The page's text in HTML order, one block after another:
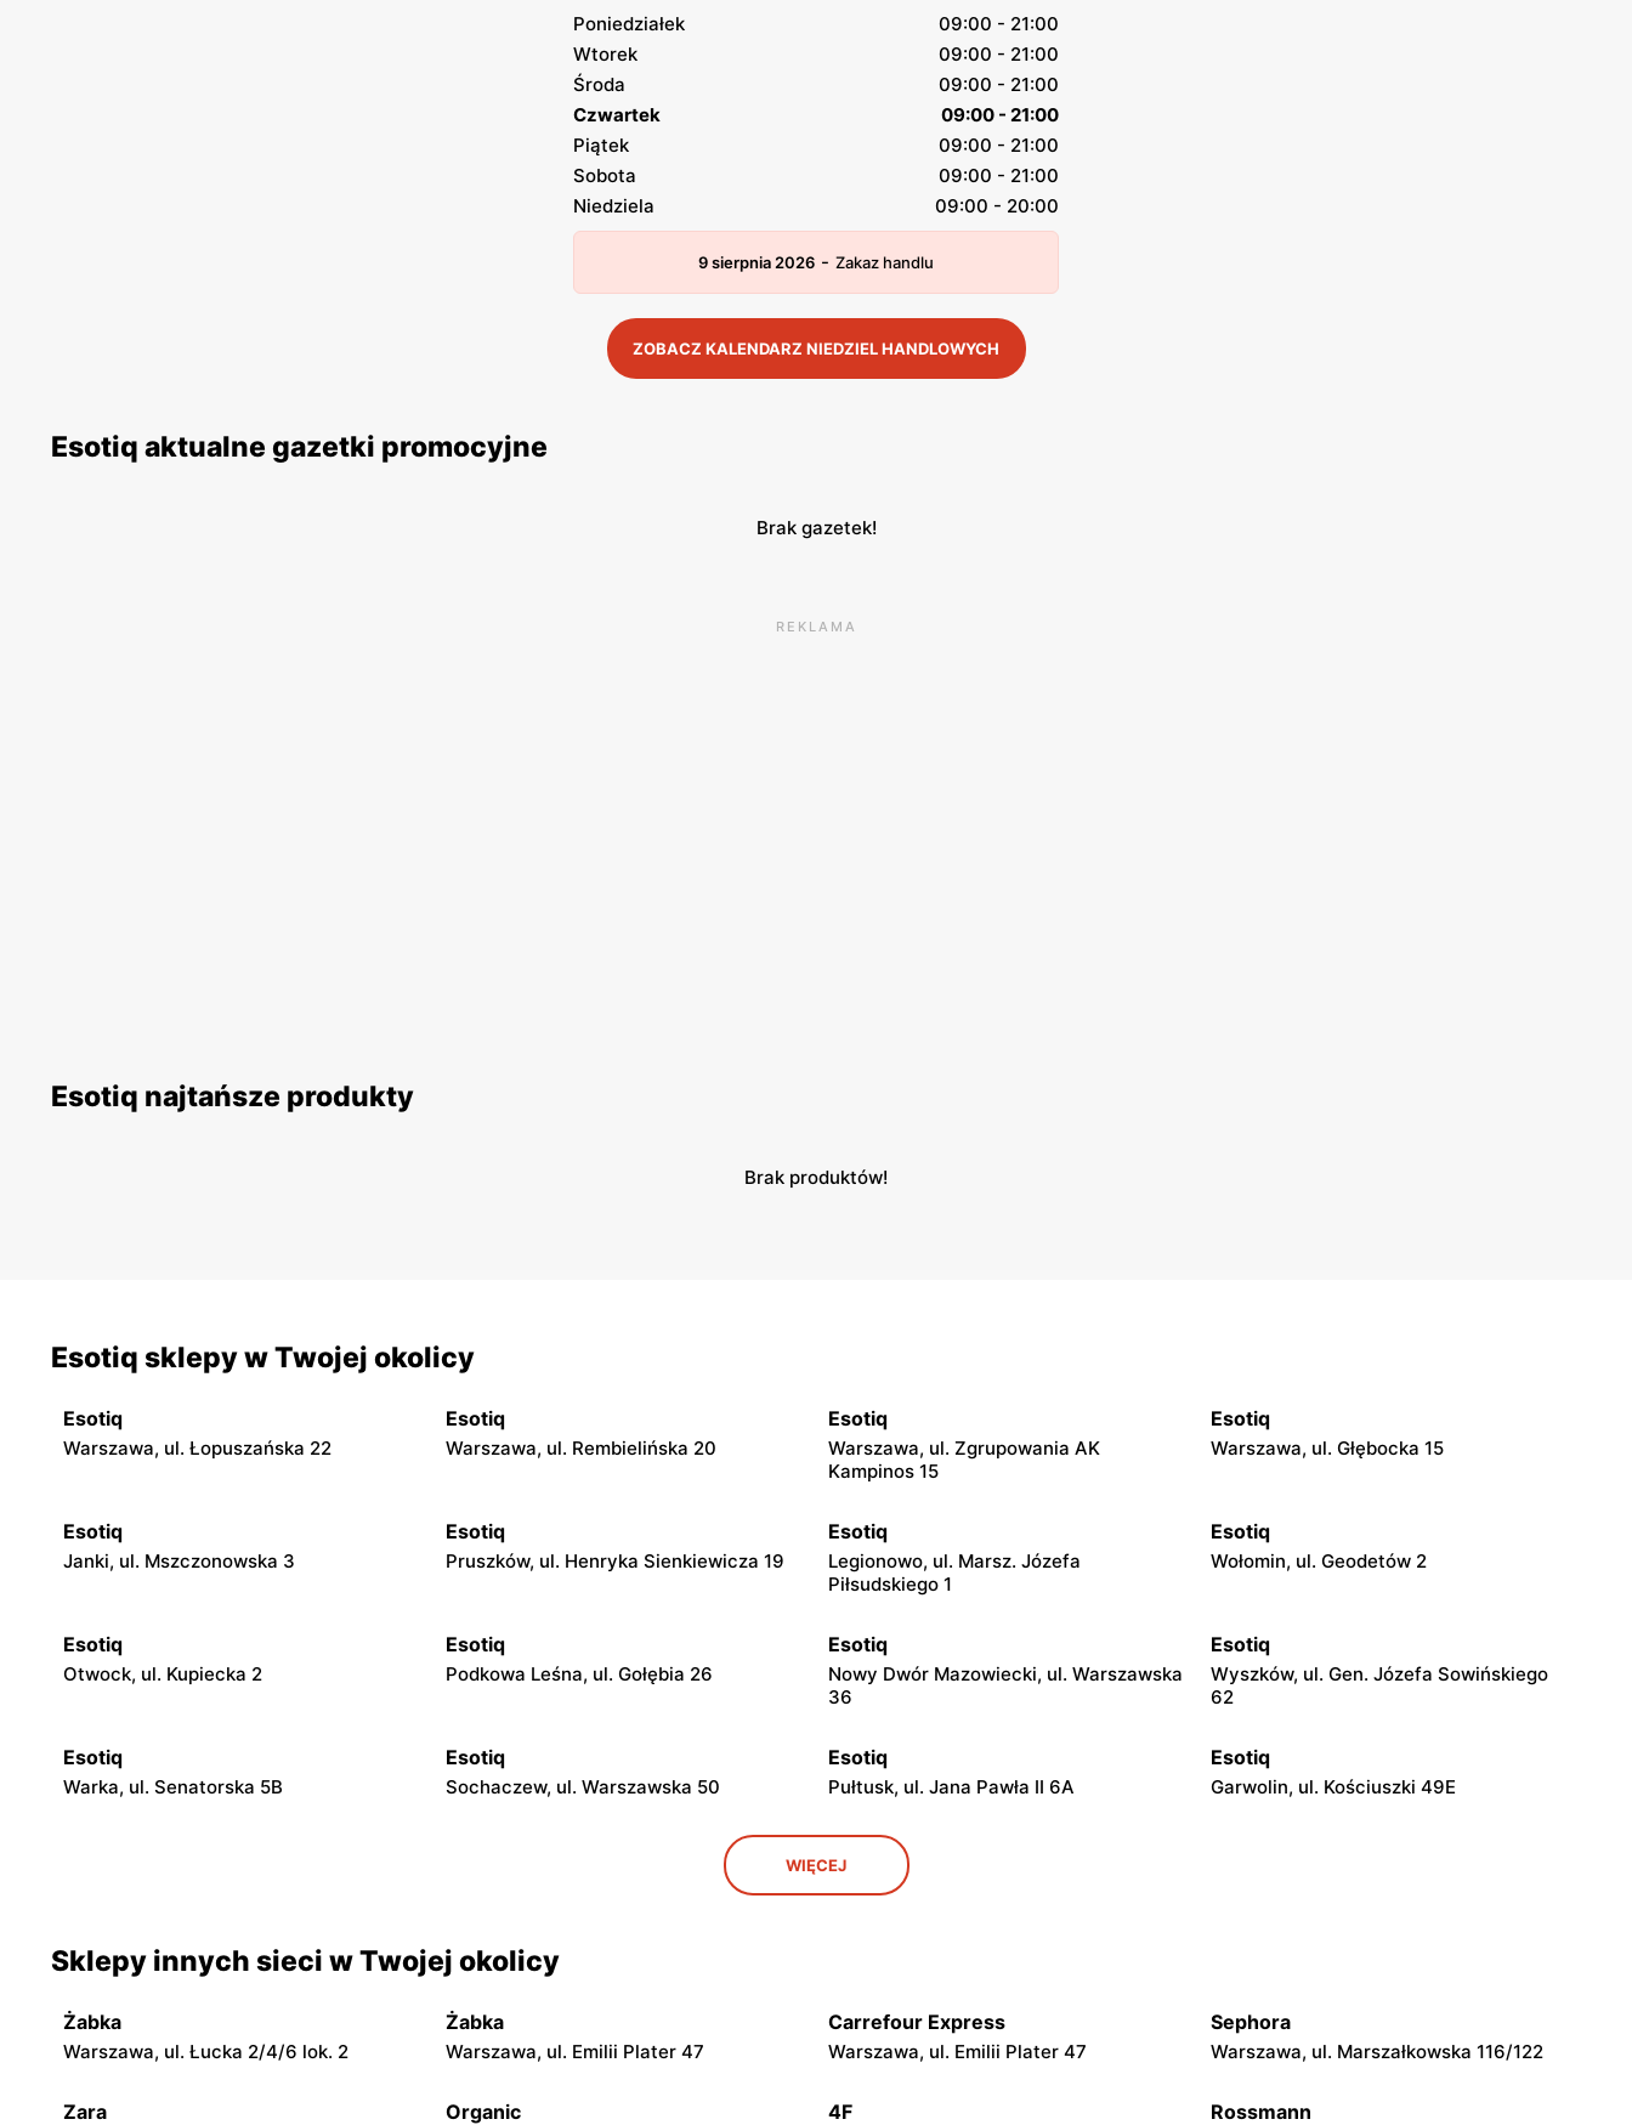
Poniedziałek
09:00 - 21:00
Wtorek
09:00 - 21:00
Środa
09:00 - 21:00
Czwartek
09:00 - 21:00
Piątek
09:00 - 21:00
Sobota
09:00 - 21:00
Niedziela
09:00 - 20:00
9 sierpnia 2026 - Zakaz handlu
ZOBACZ KALENDARZ NIEDZIEL HANDLOWYCH
Esotiq aktualne gazetki promocyjne
Brak gazetek!
REKLAMA
Esotiq najtańsze produkty
Brak produktów!
Esotiq sklepy w Twojej okolicy
Esotiq
Warszawa, ul. Łopuszańska 22
Esotiq
Warszawa, ul. Rembielińska 20
Esotiq
Warszawa, ul. Zgrupowania AK
Kampinos 15
Esotiq
Warszawa, ul. Głębocka 15
Esotiq
Janki, ul. Mszczonowska 3
Esotiq
Pruszków, ul. Henryka Sienkiewicza 19
Esotiq
Legionowo, ul. Marsz. Józefa
Piłsudskiego 1
Esotiq
Wołomin, ul. Geodetów 2
Esotiq
Otwock, ul. Kupiecka 2
Esotiq
Podkowa Leśna, ul. Gołębia 26
Esotiq
Nowy Dwór Mazowiecki, ul. Warszawska
36
Esotiq
Wyszków, ul. Gen. Józefa Sowińskiego
62
Esotiq
Warka, ul. Senatorska 5B
Esotiq
Sochaczew, ul. Warszawska 50
Esotiq
Pułtusk, ul. Jana Pawła II 6A
Esotiq
Garwolin, ul. Kościuszki 49E
Rawa Mazowiecka, ul. Tadeusza
Łowicz, ul. pl. Nowy Rynek 3
Esotiq Esotiq
Słowackiego 1
Płock, ul. Wyszogrodzka 127 Radom, ul. Bolesława Chrobrego 1 Dęblin, ul. PCK 1 Płock, ul. Tysiąclecia 1
WIĘCEJ
Sklepy innych sieci w Twojej okolicy
Żabka
Warszawa, ul. Łucka 2/4/6 lok. 2
Żabka
Warszawa, ul. Emilii Plater 47
Carrefour Express
Warszawa, ul. Emilii Plater 47
Sephora
Warszawa, ul. Marszałkowska 116/122
Zara Organic 4F Rossmann